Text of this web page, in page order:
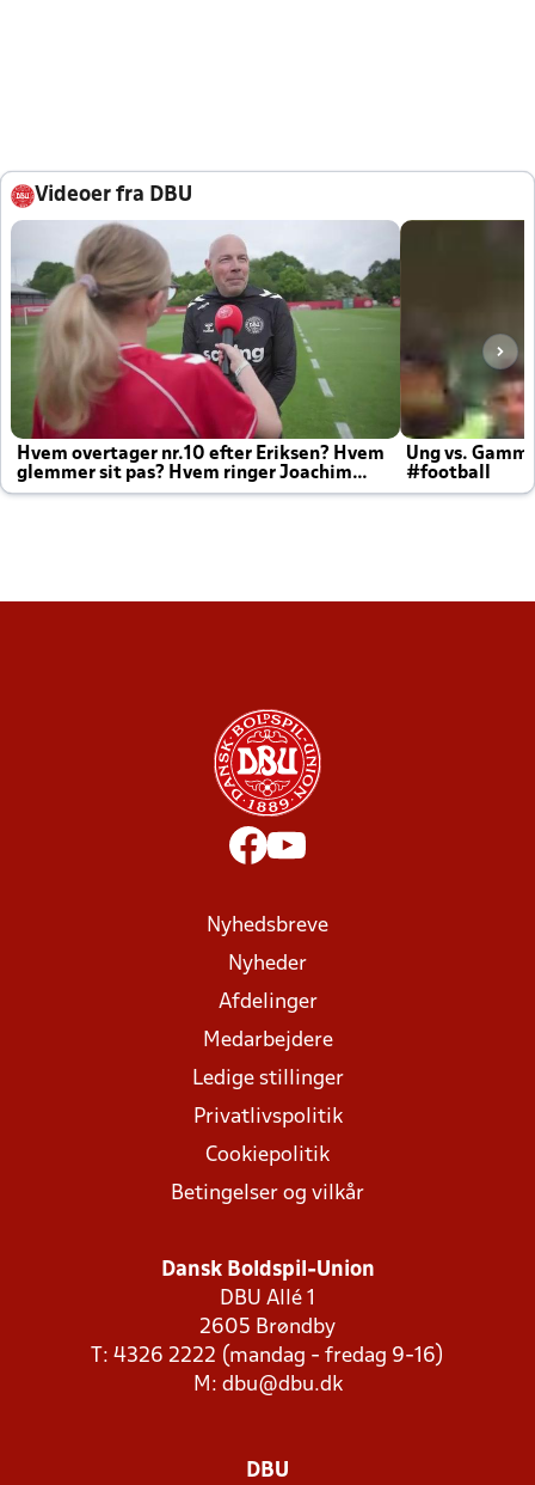
Videoer fra DBU
Hvem overtager nr.10 efter Eriksen? Hvem
glemmer sit pas? Hvem ringer Joachim
altid til efter kampe?
Ung vs.
#football
Nyhedsbreve
Nyheder
Afdelinger
Medarbejdere
Ledige stillinger
Privatlivspolitik
Cookiepolitik
Betingelser og vilkår
Dansk Boldspil-Union
DBU Allé 1
2605 Brøndby
T: 4326 2222 (mandag - fredag 9-16)
M: dbu@dbu.dk
DBU